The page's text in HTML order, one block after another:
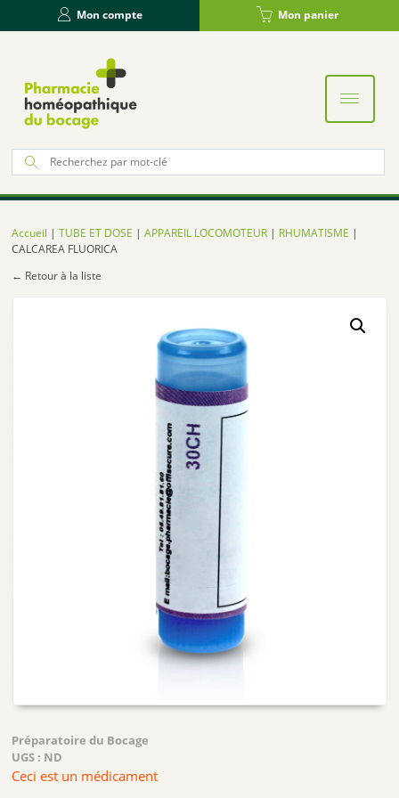
Mon compte Mon panier
:
Accueil |TUBE ET DOSE |APPAREIL LOCOMOTEUR | RHUMATISME |
CALCAREA FLUORICA
← Retour à la liste
Préparatoire du Bocage
UGS : ND
Ceci est un médicament
Panneau de gestion des cookies